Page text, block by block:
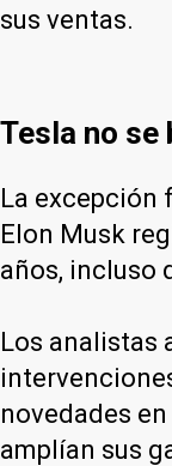
sus ventas.
Tesla no se
La excepción
Elon Musk
años, incluso
Los analistas
novedades
amplían sus